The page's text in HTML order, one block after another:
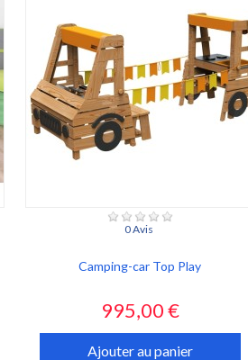
0 Avis
Camping-car Top Play
Prix
995,00 €
Ajouter au panier